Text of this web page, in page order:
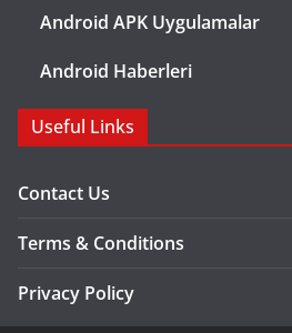
Android APK Uygulamalar
Android Haberleri
Useful Links
Contact Us
Terms & Conditions
Privacy Policy